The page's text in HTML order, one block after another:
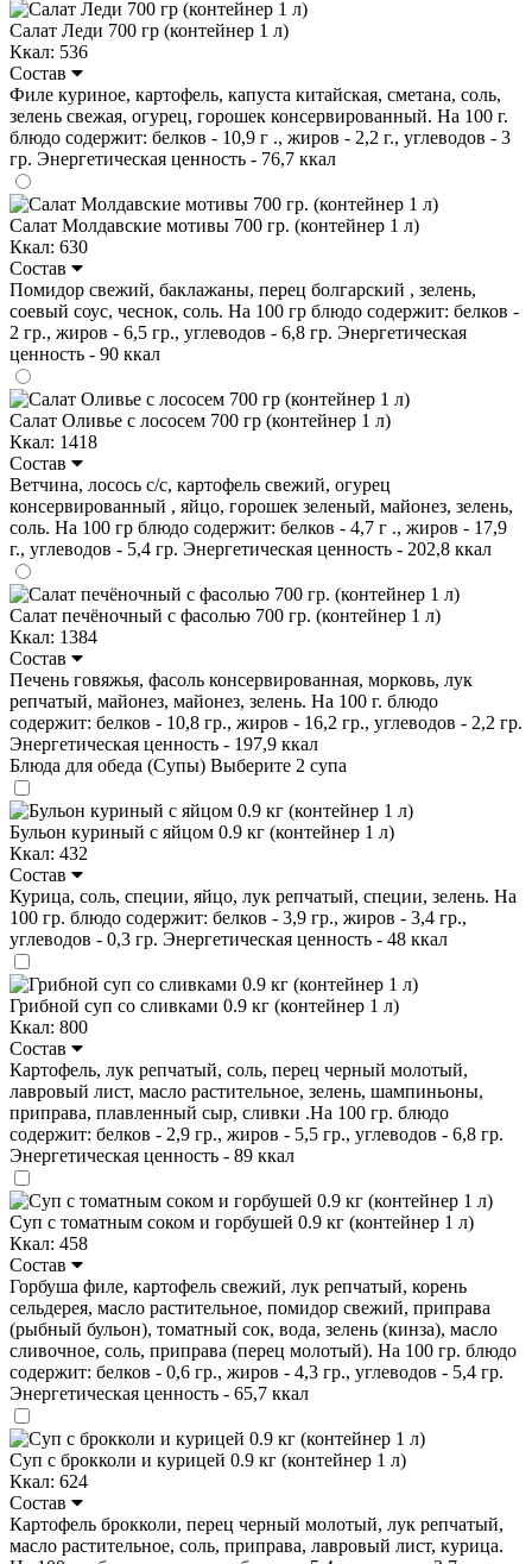
Салат Леди 700 гр (контейнер 1 л)
Ккал: 536
Состав
Филе куриное, картофель, капуста китайская, сметана, соль,
зелень свежая, огурец, горошек консервированный. На 100 г.
блюдо содержит: белков - 10,9 г ., жиров - 2,2 г., углеводов - 3
гр. Энергетическая ценность - 76,7 ккал
Салат Молдавские мотивы 700 гр. (контейнер 1 л)
Ккал: 630
Состав
Помидор свежий, баклажаны, перец болгарский , зелень,
соевый соус, чеснок, соль. На 100 гр блюдо содержит: белков -
2 гр., жиров - 6,5 гр., углеводов - 6,8 гр. Энергетическая
ценность - 90 ккал
Салат Оливье с лососем 700 гр (контейнер 1 л)
Ккал: 1418
Состав
Ветчина, лосось с/с, картофель свежий, огурец
консервированный , яйцо, горошек зеленый, майонез, зелень,
соль. На 100 гр блюдо содержит: белков - 4,7 г ., жиров - 17,9
г., углеводов - 5,4 гр. Энергетическая ценность - 202,8 ккал
Салат печёночный с фасолью 700 гр. (контейнер 1 л)
Ккал: 1384
Состав
Печень говяжья, фасоль консервированная, морковь, лук
репчатый, майонез, майонез, зелень. На 100 г. блюдо
содержит: белков - 10,8 гр., жиров - 16,2 гр., углеводов - 2,2 гр.
Энергетическая ценность - 197,9 ккал
Блюда для обеда (Супы) Выберите 2 супа
Бульон куриный с яйцом 0.9 кг (контейнер 1 л)
Ккал: 432
Состав
Курица, соль, специи, яйцо, лук репчатый, специи, зелень. На
100 гр. блюдо содержит: белков - 3,9 гр., жиров - 3,4 гр.,
углеводов - 0,3 гр. Энергетическая ценность - 48 ккал
Грибной суп со сливками 0.9 кг (контейнер 1 л)
Ккал: 800
Состав
Картофель, лук репчатый, соль, перец черный молотый,
лавровый лист, масло растительное, зелень, шампиньоны,
приправа, плавленный сыр, сливки .На 100 гр. блюдо
содержит: белков - 2,9 гр., жиров - 5,5 гр., углеводов - 6,8 гр.
Энергетическая ценность - 89 ккал
Суп с томатным соком и горбушей 0.9 кг (контейнер 1 л)
Ккал: 458
Состав
Горбуша филе, картофель свежий, лук репчатый, корень
сельдерея, масло растительное, помидор свежий, приправа
(рыбный бульон), томатный сок, вода, зелень (кинза), масло
сливочное, соль, приправа (перец молотый). На 100 гр. блюдо
содержит: белков - 0,6 гр., жиров - 4,3 гр., углеводов - 5,4 гр.
Энергетическая ценность - 65,7 ккал
Суп с брокколи и курицей 0.9 кг (контейнер 1 л)
Ккал: 624
Состав
Картофель брокколи, перец черный молотый, лук репчатый,
масло растительное, соль, приправа, лавровый лист, курица.